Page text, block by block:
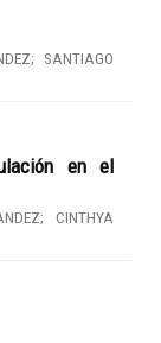
SANTIAGO
en el
CINTHYA